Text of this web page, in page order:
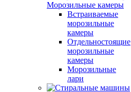
Морозильные камеры
Встраиваемые
морозильные
камеры
Отдельностоящие
морозильные
камеры
Морозильные
лари